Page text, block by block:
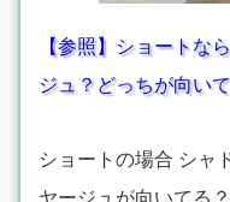
【参照】ショートな
ジュ？どっちが向い
ショートの場合 シャ
ヤージュが向いてる